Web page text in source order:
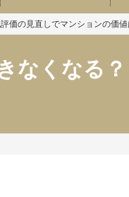
価の見直しでマンションの価
なくなる